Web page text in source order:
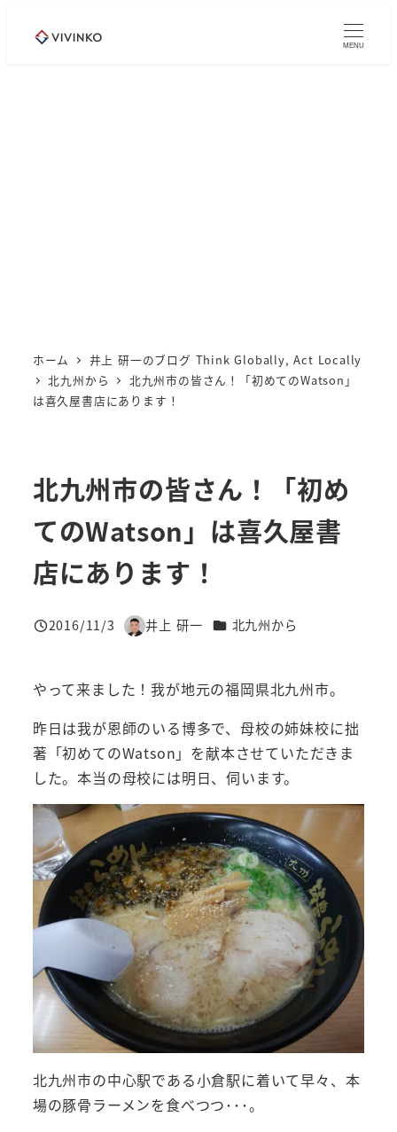
MENU
ホーム
井上 研一のブログ Think Globally, Act Locally
北九州から
北九州市の皆さん！「初めてのWatson」
は喜久屋書店にあります！
北九州市の皆さん！「初め
てのWatson」は喜久屋書
店にあります！
投稿日
2016/11/3
著
井上 研一 カテゴリー
北九州から
やって来ました！我が地元の福岡県北九州市。
昨日は我が恩師のいる博多で、母校の姉妹校に拙
著「初めてのWatson」を献本させていただきま
した。本当の母校には明日、伺います。
北九州市の中心駅である小倉駅に着いて早々、本
場の豚骨ラーメンを食べつつ･･･。